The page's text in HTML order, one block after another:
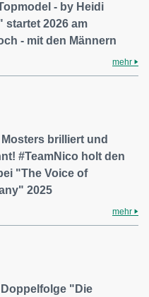
- by Heidi
startet 2026 am
- mit den Männern
mehr
brilliert und
#TeamNico holt den
"The Voice of
2025
mehr
Doppelfolge "Die